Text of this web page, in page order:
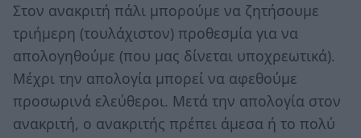
Στον ανακριτή πάλι μπορούμε να ζητήσουμε
τριήμερη (τουλάχιστον) προθεσμία για να
απολογηθούμε (που μας δίνεται υποχρεωτικά).
Μέχρι την απολογία μπορεί να αφεθούμε
προσωρινά ελεύθεροι. Μετά την απολογία στον
ανακριτή, ο ανακριτής πρέπει άμεσα ή το πολύ